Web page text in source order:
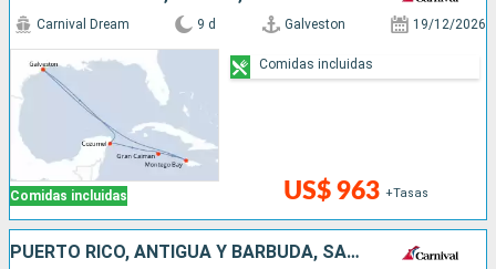
Comidas incluidas
Carnival Dream 9 d Galveston 19/12/2026
US$ 963 +Tasas
Comidas incluidas
PUERTO RICO, ANTIGUA Y BARBUDA, SAN MARTÍN, JAMAICA, ESTADOS UNIDOS